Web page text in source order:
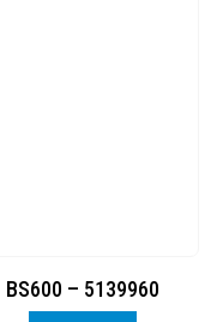
BS600 – 5139960